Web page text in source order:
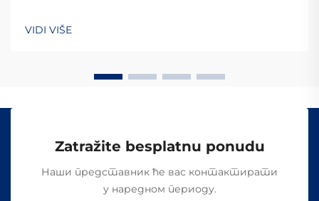
kod optičkih kablova toliko teško provaliti u njihov
sistem je zato što oni prenose podatke putem
VIDI VIŠE
Zatražite besplatnu ponudu
Наши представник ће вас контактирати
у наредном периоду.